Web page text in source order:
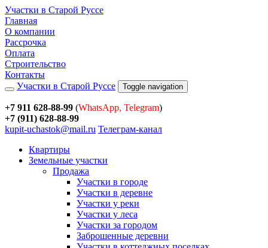
Участки в Старой Руссе
Главная
О компании
Рассрочка
Оплата
Строительство
Контакты
Участки в Старой Руссе
Toggle navigation
+7 911 628-88-99 (WhatsApp, Telegram)
+7 (911) 628-88-99
kupit-uchastok@mail.ru Телеграм-канал
Квартиры
Земельные участки
Продажа
Участки в городе
Участки в деревне
Участки у реки
Участки у леса
Участки за городом
Заброшенные деревни